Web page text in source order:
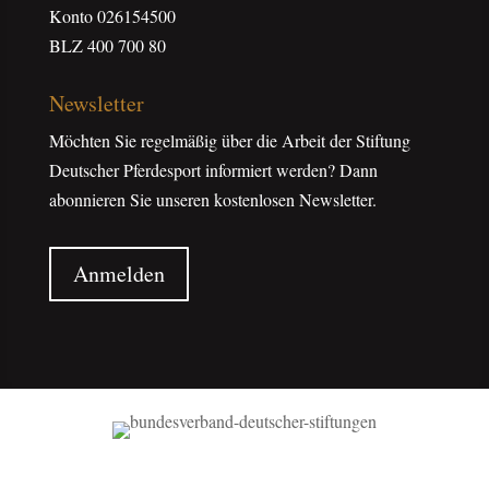
Konto 026154500
BLZ 400 700 80
Newsletter
Möchten Sie regelmäßig über die Arbeit der Stiftung
Deutscher Pferdesport informiert werden? Dann
abonnieren Sie unseren kostenlosen Newsletter.
Anmelden